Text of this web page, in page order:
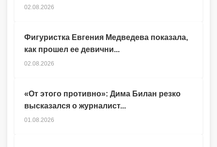
02.08.2026
Фигуристка Евгения Медведева показала,
как прошел ее девични...
02.08.2026
«От этого противно»: Дима Билан резко
высказался о журналист...
01.08.2026